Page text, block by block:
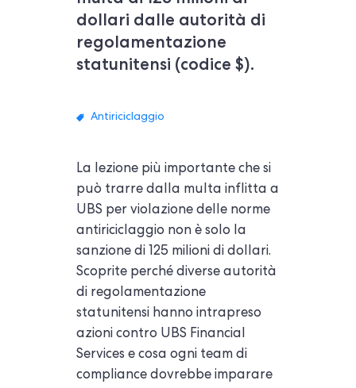
dollari dalle autorità di
regolamentazione
statunitensi (codice $).
Antiriciclaggio
La lezione più importante che si
può trarre dalla multa inflitta a
UBS per violazione delle norme
antiriciclaggio non è solo la
sanzione di 125 milioni di dollari.
Scoprite perché diverse autorità
di regolamentazione
statunitensi hanno intrapreso
azioni contro UBS Financial
Services e cosa ogni team di
compliance dovrebbe imparare